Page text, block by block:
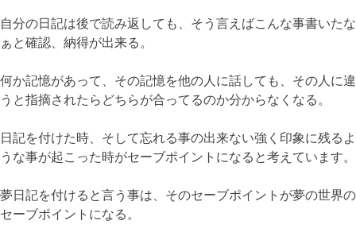
自分の日記は後で読み返しても、そう言えばこんな事書いたな
ぁと確認、納得が出来る。
何か記憶があって、その記憶を他の人に話しても、その人に違
うと指摘されたらどちらが合ってるのか分からなくなる。
日記を付けた時、そして忘れる事の出来ない強く印象に残るよ
うな事が起こった時がセーブポイントになると考えています。
夢日記を付けると言う事は、そのセーブポイントが夢の世界の
セーブポイントになる。